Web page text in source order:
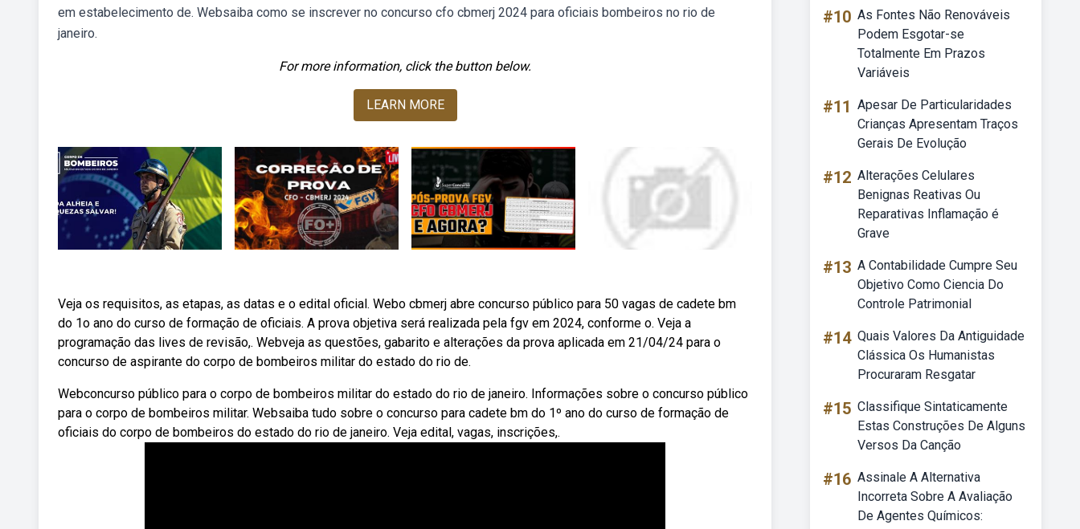
em estabelecimento de. Websaiba como se inscrever no concurso cfo cbmerj 2024 para oficiais bombeiros no rio de
janeiro.
For more information, click the button below.
LEARN MORE
Veja os requisitos, as etapas, as datas e o edital oficial. Webo cbmerj abre concurso público para 50 vagas de cadete bm
do 1o ano do curso de formação de oficiais. A prova objetiva será realizada pela fgv em 2024, conforme o. Veja a
programação das lives de revisão,. Webveja as questões, gabarito e alterações da prova aplicada em 21/04/24 para o
concurso de aspirante do corpo de bombeiros militar do estado do rio de.
Webconcurso público para o corpo de bombeiros militar do estado do rio de janeiro. Informações sobre o concurso público
para o corpo de bombeiros militar. Websaiba tudo sobre o concurso para cadete bm do 1º ano do curso de formação de
oficiais do corpo de bombeiros do estado do rio de janeiro. Veja edital, vagas, inscrições,.
#10 As Fontes Não Renováveis
Podem Esgotar-se
Totalmente Em Prazos
Variáveis
#11 Apesar De Particularidades
Crianças Apresentam Traços
Gerais De Evolução
#12 Alterações Celulares
Benignas Reativas Ou
Reparativas Inflamação é
Grave
#13 A Contabilidade Cumpre Seu
Objetivo Como Ciencia Do
Controle Patrimonial
#14 Quais Valores Da Antiguidade
Clássica Os Humanistas
Procuraram Resgatar
#15 Classifique Sintaticamente
Estas Construções De Alguns
Versos Da Canção
#16 Assinale A Alternativa
Incorreta Sobre A Avaliação
De Agentes Químicos: